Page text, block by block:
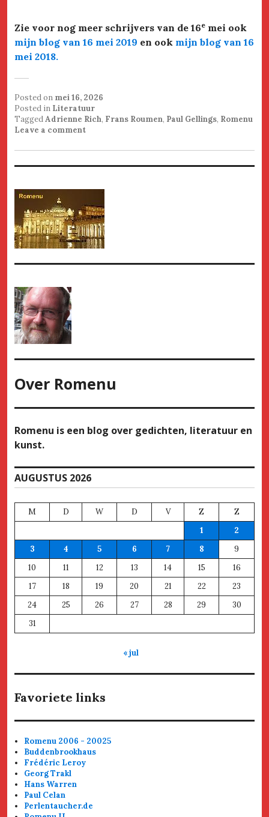
Zie voor nog meer schrijvers van de 16e mei ook
mijn blog van 16 mei 2019 en ook mijn blog van 16
mei 2018.
Posted on mei 16, 2026
Posted in Literatuur
TaggedAdrienne Rich, Frans Roumen, Paul Gellings, Romenu
Leave a comment
Over Romenu
Romenu is een blog over gedichten, literatuur en
kunst.
AUGUSTUS 2026
M D W D V Z
Z
1
2
3
4 5 6 7 8
9
10
11 12 13 14 15
16
17
18 19 20 21 22
23
24
25 26 27 28 29
30
31
« jul
Favoriete links
Romenu 2006 - 20025
Buddenbrookhaus
Frédéric Leroy
Georg Trakl
Hans Warren
Paul Celan
Perlentaucher.de